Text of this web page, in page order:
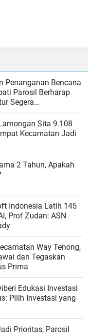
Penanganan Bencana
Parosil Berharap
Segera
Sita 9.108
Kecamatan Jadi
2 Tahun, Apakah
Indonesia Latih 145
Prof Zudan: ASN
Way Tenong,
dan Tegaskan
Prima
Edukasi Investasi
Pilih Investasi yang
Prioritas, Parosil